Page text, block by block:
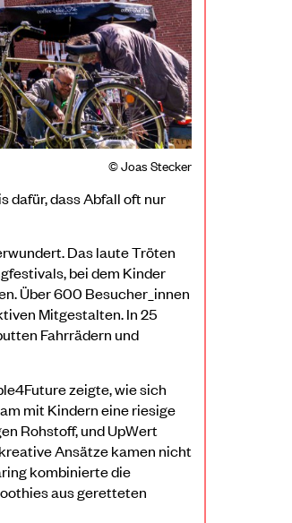
© Joas Stecker
dafür, dass Abfall oft nur
Das laute Tröten
bei dem Kinder
Über 600 Besucher_innen
Mitgestalten. In 25
Fahrrädern und
zeigte, wie sich
mit Kindern eine riesige
Rohstoff, und UpWert
Ansätze kamen nicht
kombinierte die
aus geretteten